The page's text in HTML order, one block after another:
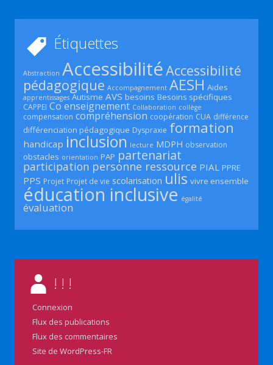
Étiquettes
Abstraction AccessibilitéAccessibilité
pédagogique Accompagnement AESH Aides
apprentissages Autisme AVS besoins Besoins spécifiques
CAPPEI Co enseignement Collaboration collège
compensation compréhension coopération CUA différence
différenciation pédagogique Dyspraxie formation
handicap inclusion lecture MDPH observation
obstacles orientation PAP partenariat
participation personne ressource PIAL PPRE
PPS Projet Projet de vie scolarisation ulis vivre ensemble
éducation inclusive égalité
évaluation
! ! !
Connexion
Flux des publications
Flux des commentaires
Site de WordPress-FR